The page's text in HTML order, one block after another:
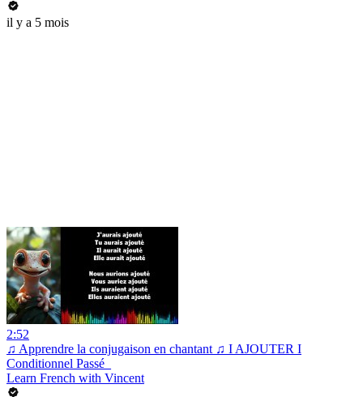
il y a 5 mois
2:52
♫ Apprendre la conjugaison en chantant ♫ I AJOUTER I
Conditionnel Passé_
Learn French with Vincent